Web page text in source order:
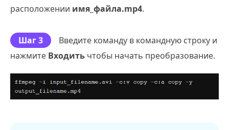
расположении имя_файла.mp4.
Шаг 3
Введите команду в командную строку и
нажмите Входить чтобы начать преобразование.